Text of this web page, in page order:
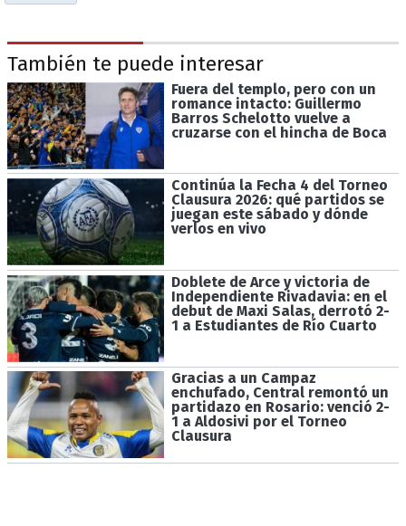
También te puede interesar
Fuera del templo, pero con un
romance intacto: Guillermo
Barros Schelotto vuelve a
cruzarse con el hincha de Boca
Continúa la Fecha 4 del Torneo
Clausura 2026: qué partidos se
juegan este sábado y dónde
verlos en vivo
Doblete de Arce y victoria de
Independiente Rivadavia: en el
debut de Maxi Salas, derrotó 2-
1 a Estudiantes de Río Cuarto
Gracias a un Campaz
enchufado, Central remontó un
partidazo en Rosario: venció 2-
1 a Aldosivi por el Torneo
Clausura